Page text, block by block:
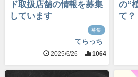
ド取扱店舗の情報を募集
しています
募集
てらっち
2025/6/26 1064
の“
て？